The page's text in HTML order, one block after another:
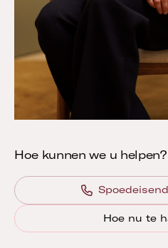
Hoe kunnen we u helpen?
Hoe nu te